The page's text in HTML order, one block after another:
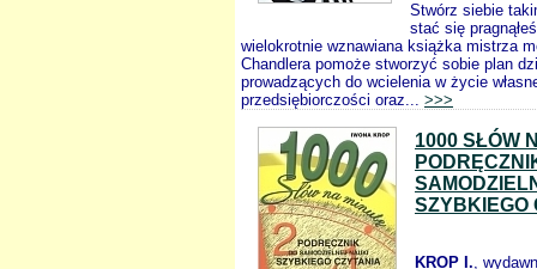
Stwórz siebie
stać się
wielokrotnie wznawiana książka mistrza
Chandlera pomoże stworzyć sobie plan
prowadzących do wcielenia w życie
przedsiębiorczości oraz... >>>
1000 SŁÓW
SZYBKIEGO
KROP I.,